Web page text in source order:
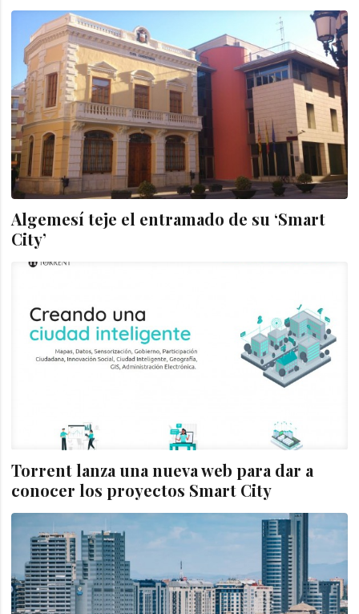
Algemesí teje el entramado de su ‘Smart
City’
Torrent lanza una nueva web para dar a
conocer los proyectos Smart City